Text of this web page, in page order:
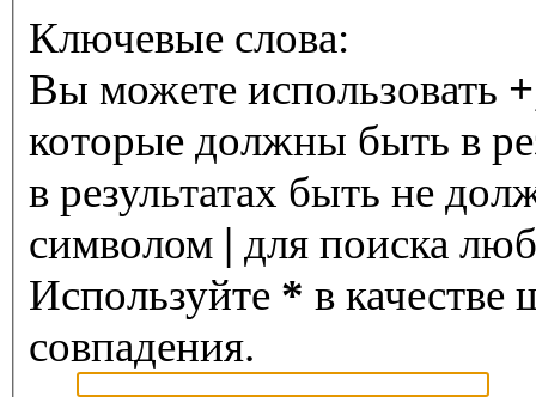
Ключевые слова:
Вы можете использовать +
которые должны быть в
в результатах быть не
символом | для поиска
Используйте * в качестве
совпадения.